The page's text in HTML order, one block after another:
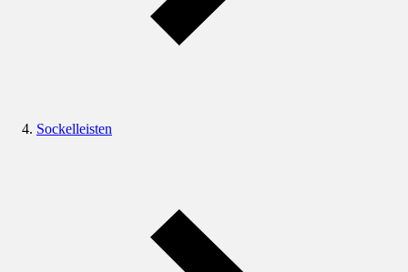
Sockelleisten